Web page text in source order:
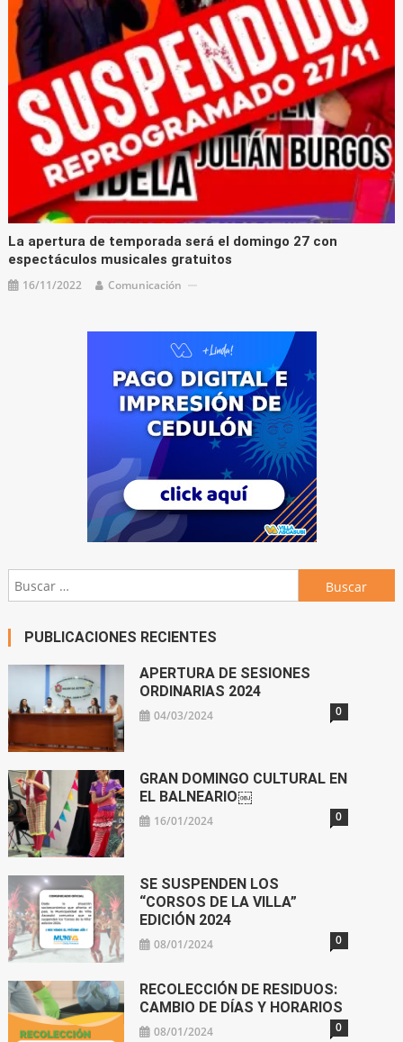
La apertura de temporada será el domingo 27 con
espectáculos musicales gratuitos
16/11/2022 Comunicación
Buscar:
PUBLICACIONES RECIENTES
APERTURA DE SESIONES
ORDINARIAS 2024
04/03/2024 0
GRAN DOMINGO CULTURAL EN
EL BALNEARIO￼
16/01/2024 0
SE SUSPENDEN LOS
“CORSOS DE LA VILLA”
EDICIÓN 2024
08/01/2024 0
RECOLECCIÓN DE RESIDUOS:
CAMBIO DE DÍAS Y HORARIOS
08/01/2024 0